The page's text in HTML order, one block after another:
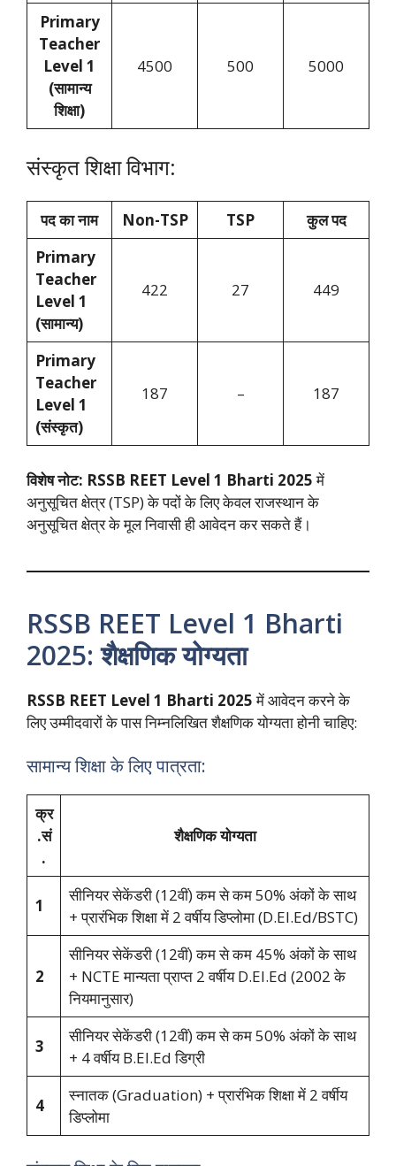
Primary
Teacher
Level 1
(सामान्य
शिक्षा)
4500 500 5000
संस्कृत शिक्षा विभाग:
पद का नाम Non-TSP TSP
कुल पद
Primary
Teacher
Level 1
(सामान्य)
422 27 449
Primary
Teacher
Level 1
(संस्कृत)
187 – 187
विशेष नोट: RSSB REET Level 1 Bharti 2025में
अनुसूचित क्षेत्र (TSP) के पदों के लिए केवल राजस्थान के
अनुसूचित क्षेत्र के मूल निवासी ही आवेदन कर सकते हैं।
RSSB REET Level 1 Bharti
2025: शैक्षणिक योग्यता
RSSB REET Level 1 Bharti 2025में आवेदन करने के
लिए उम्मीदवारों के पास निम्नलिखित शैक्षणिक योग्यता होनी चाहिए:
सामान्य शिक्षा के लिए पात्रता:
क्र
.सं
.
शैक्षणिक योग्यता
1
सीनियर सेकेंडरी (12वीं) कम से कम 50% अंकों के साथ
+ प्रारंभिक शिक्षा में 2 वर्षीय डिप्लोमा (D.El.Ed/BSTC)
2
सीनियर सेकेंडरी (12वीं) कम से कम 45% अंकों के साथ
+ NCTE मान्यता प्राप्त 2 वर्षीय D.El.Ed (2002 के
नियमानुसार)
3
सीनियर सेकेंडरी (12वीं) कम से कम 50% अंकों के साथ
+ 4 वर्षीय B.El.Ed डिग्री
4
स्नातक (Graduation) + प्रारंभिक शिक्षा में 2 वर्षीय
डिप्लोमा